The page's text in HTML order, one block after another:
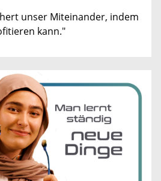
unser Miteinander, indem
kann."